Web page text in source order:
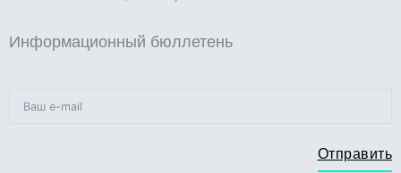
Информационный бюллетень
Отправить